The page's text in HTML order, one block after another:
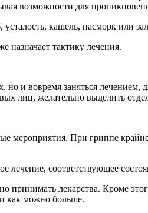
возможности для
кашель, насморк или
назначает тактику лечения.
и вовремя заняться лечением,
лиц, желательно выделить
мероприятия. При гриппе
лечение, соответствующее
принимать лекарства. Кроме
как можно больше.